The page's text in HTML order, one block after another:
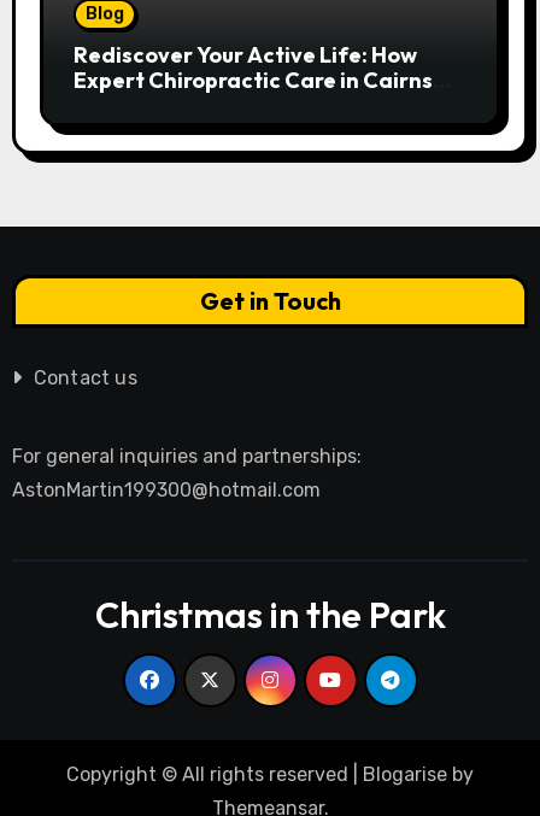
Blog
Rediscover Your Active Life: How
Expert Chiropractic Care in Cairns
Get in Touch
Contact us
For general inquiries and partnerships:
AstonMartin199300@hotmail.com
Christmas in the Park
Copyright © All rights reserved Blogarise by
Themeansar.